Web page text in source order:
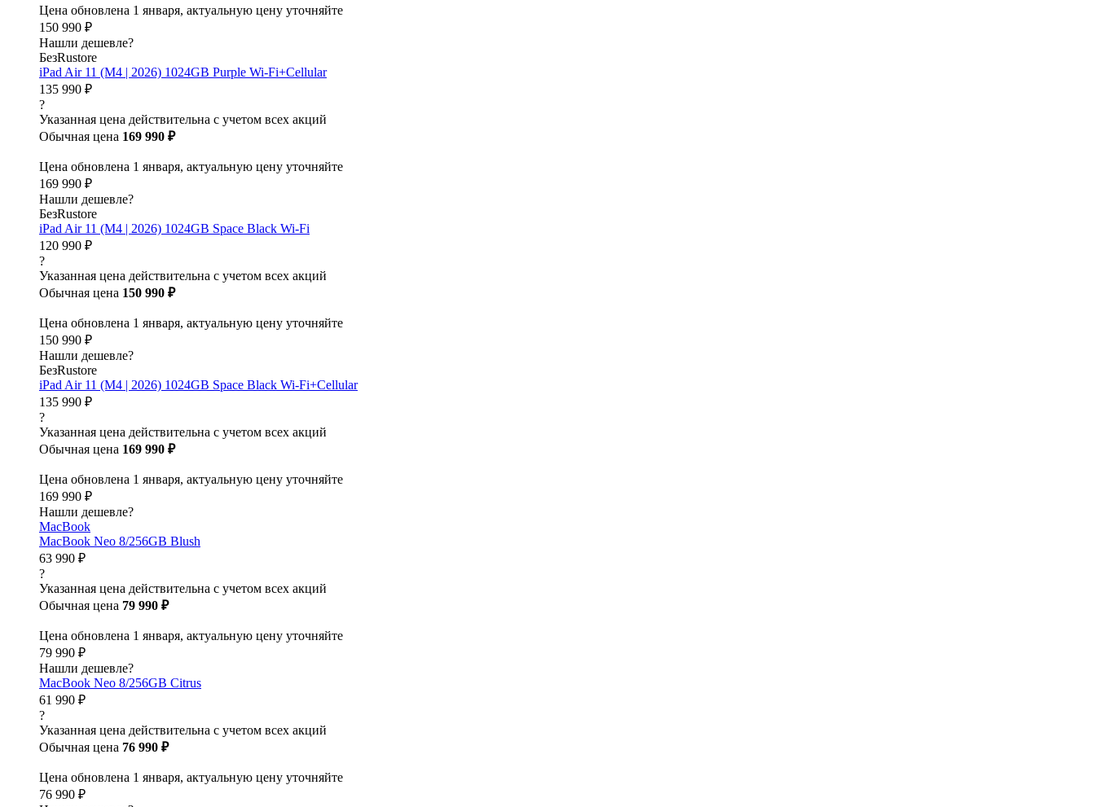
Цена обновлена 1 января, актуальную цену уточняйте
150 990 ₽
Нашли дешевле?
БезRustore
iPad Air 11 (M4 | 2026) 1024GB Purple Wi-Fi+Cellular
135 990 ₽
?
Указанная цена действительна с учетом всех акций
Обычная цена 169 990 ₽
Цена обновлена 1 января, актуальную цену уточняйте
169 990 ₽
Нашли дешевле?
БезRustore
iPad Air 11 (M4 | 2026) 1024GB Space Black Wi-Fi
120 990 ₽
?
Указанная цена действительна с учетом всех акций
Обычная цена 150 990 ₽
Цена обновлена 1 января, актуальную цену уточняйте
150 990 ₽
Нашли дешевле?
БезRustore
iPad Air 11 (M4 | 2026) 1024GB Space Black Wi-Fi+Cellular
135 990 ₽
?
Указанная цена действительна с учетом всех акций
Обычная цена 169 990 ₽
Цена обновлена 1 января, актуальную цену уточняйте
169 990 ₽
Нашли дешевле?
MacBook
MacBook Neo 8/256GB Blush
63 990 ₽
?
Указанная цена действительна с учетом всех акций
Обычная цена 79 990 ₽
Цена обновлена 1 января, актуальную цену уточняйте
79 990 ₽
Нашли дешевле?
MacBook Neo 8/256GB Citrus
61 990 ₽
?
Указанная цена действительна с учетом всех акций
Обычная цена 76 990 ₽
Цена обновлена 1 января, актуальную цену уточняйте
76 990 ₽